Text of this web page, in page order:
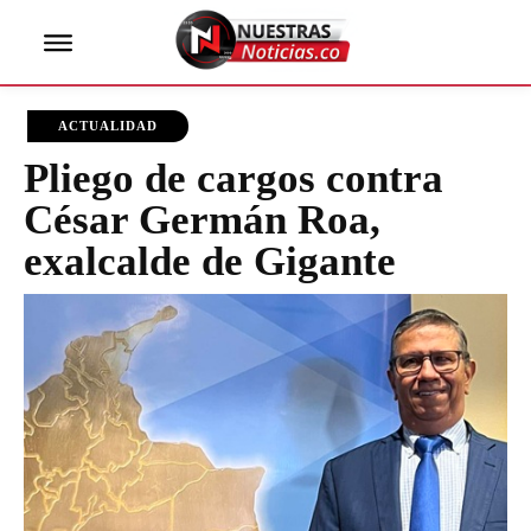
ACTUALIDAD
Pliego de cargos contra
César Germán Roa,
exalcalde de Gigante